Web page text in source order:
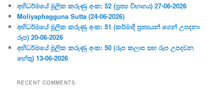
අභිධර්මයේ මූලික කරුණු අංක: 52 (ප්‍ර‍ත්‍ය විභාගය) 27-06-2026
Moliyaphagguna Sutta (24-06-2026)
අභිධර්මයේ මූලික කරුණු අංක: 51 (කර්මාදි ප්‍ර‍ත්‍යයන් ගෙන් උපදනා
රූප) 20-06-2026
අභිධර්මයේ මූලික කරුණු අංක: 50 (රූප කලාප සහ රූප උපදවන
හේතු) 13-06-2026
RECENT COMMENTS